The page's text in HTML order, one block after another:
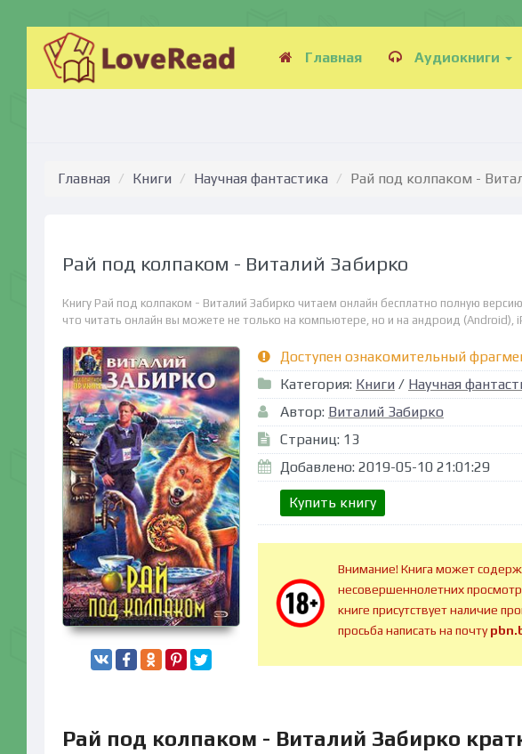
Главная Аудиокниги
Главная Книги Научная фантастика Рай под колпаком -
Рай под колпаком - Виталий Забирко
Книгу Рай под колпаком - Виталий Забирко читаем онлайн бесплатно полную
что читать онлайн вы можете не только на компьютере, но и на андроид (Android),
Доступен ознакомительный
Категория: Книги / Научная
Автор: Виталий Забирко
Страниц: 13
Добавлено: 2019-05-10 21:01:29
Купить книгу
Внимание! Книга может
несовершеннолетних
книге присутствует наличие
просьба написать на почту
Рай под колпаком - Виталий Забирко